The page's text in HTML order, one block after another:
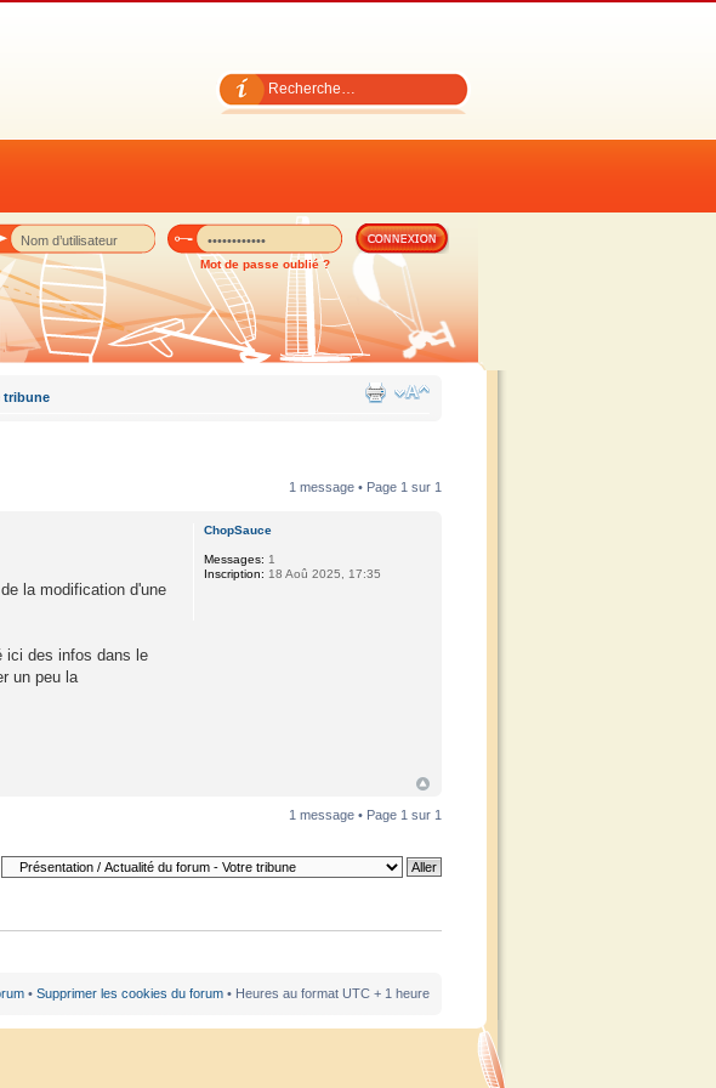
Mot de passe oublié ?
tribune
1 message • Page 1 sur 1
la modification d'une
ici des infos dans le
un peu la
ChopSauce
Messages: 1
Inscription: 18 Aoû 2025, 17:35
1 message • Page 1 sur 1
• Supprimer les cookies du forum • Heures au format UTC + 1 heure